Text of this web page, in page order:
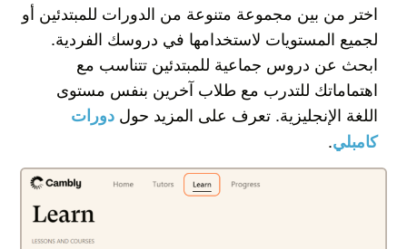
اختر من بين مجموعة متنوعة من الدورات للمبتدئين أو
لجميع المستويات لاستخدامها في دروسك الفردية.
ابحث عن دروس جماعية للمبتدئين تتناسب مع
اهتماماتك للتدرب مع طلاب آخرين بنفس مستوى
اللغة الإنجليزية. تعرف على المزيد حولدورات
كامبلي.